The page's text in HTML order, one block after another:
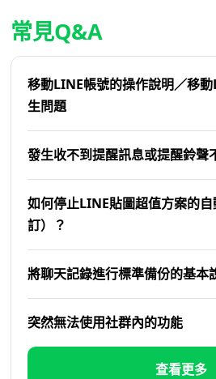
常見Q&A
移動LINE帳號的操作說明／移
生問題
發生收不到提醒訊息或提醒鈴聲
如何停止LINE貼圖超值方案的
訂）？
將聊天記錄進行標準備份的基本
突然無法使用社群內的功能
查看更多